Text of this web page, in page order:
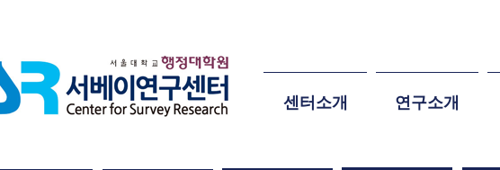
센터소개 연구소개